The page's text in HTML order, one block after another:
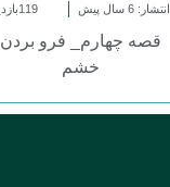
انتشار: 6 سال پیش 119بازدید
قصه چهارم_ فرو بردن
خشم